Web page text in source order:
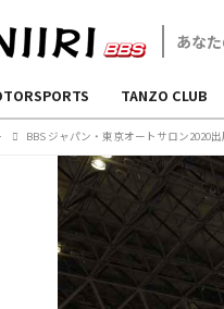
TANZO CLUB
BBS ジャパン・東京オートサロン2020